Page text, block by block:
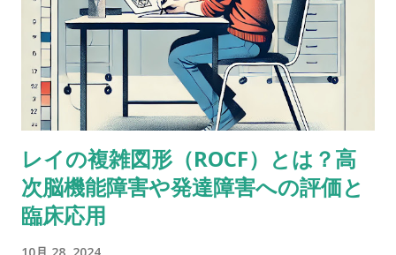
に対するスレッドのようだ。 私も以前に何度か同じようなパタ
ーンに出会ったことがあって似たようなことを考えたことがあ
るけど、ぜんぜん専門外だったから。あなたももう考えてるだ
ろうけど、語音整列はたぶんより複雑な課題だと思う。という
のも、数唱のように単に数字を扱うんじゃなくって、（文字と
数字という）二種類の情報を使ってそれを切り替えながら作業
しなきゃいけないから。被験者が教示を理解して、すべてをす
っかり頭に入れることができたという手応えはありました
か？ これ（語音整列）を実行するにはいくつかの操作が必要
レイの複雑図形（ROCF）とは？高
次脳機能障害や発達障害への評価と
臨床応用